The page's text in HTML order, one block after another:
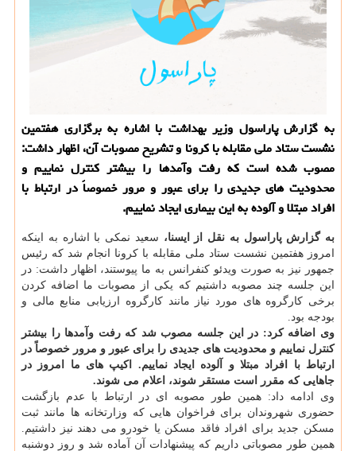
به گزارش پاراسول وزیر بهداشت با اشاره به برگزاری هفتمین
نشست ستاد ملی مقابله با كرونا و تشریح مصوبات آن، اظهار داشت:
مصوب شده است كه رفت وآمدها را بیشتر كنترل نماییم و
محدودیت های جدیدی را برای عبور و مرور خصوصاً در ارتباط با
افراد مبتلا و آلوده به این بیماری ایجاد نماییم.
به گزارش پاراسول به نقل از ایسنا، سعید نمكی با اشاره به اینكه
امروز هفتمین نشست ستاد ملی مقابله با كرونا انجام شد كه رئیس
جمهور نیز به صورت ویدئو كنفرانس به ما پیوستند، اظهار داشت: در
این جلسه چند مصوبه داشتیم كه یكی از مصوبات ما اضافه كردن
برخی كارگروه های مورد نیاز مانند كارگروه ارزیابی منابع مالی و
بودجه بود.
وی اضافه كرد: در این جلسه مصوب شد كه رفت وآمدها را بیشتر
كنترل نماییم و محدودیت های جدیدی را برای عبور و مرور خصوصاً در
ارتباط با افراد مبتلا و آلوده ایجاد نماییم. اكیپ های ما امروز در
جاهایی كه مقرر است مستقر شوند، اعلام می شوند.
وی ادامه داد: همین طور مصوبه ای در ارتباط با عدم بازگشت
حضوری شهروندان برای فراخوان هایی كه وزارتخانه ها مانند ثبت
مسكن جدید برای افراد فاقد مسكن یا خودرو می دهند نیز داشتیم.
همین طور مصوباتی داریم كه پیشنهادات آن آماده شد و روز دوشنبه